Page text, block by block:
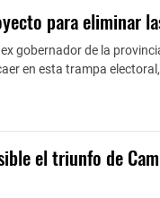
para eliminar
gobernador de la
en esta trampa
el triunfo de